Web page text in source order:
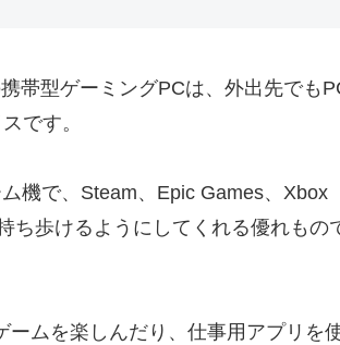
帯型ゲーミングPCは、外出先でも
です。
機で、Steam、Epic Games、Xbox
ち歩けるようにしてくれる優れもの
ムを楽しんだり、仕事用アプリを